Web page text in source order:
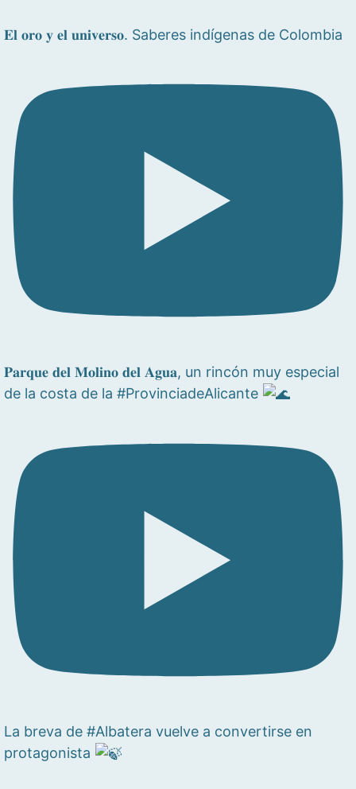
𝐄𝐥 𝐨𝐫𝐨 𝐲 𝐞𝐥 𝐮𝐧𝐢𝐯𝐞𝐫𝐬𝐨. Saberes indígenas de Colombia
𝐏𝐚𝐫𝐪𝐮𝐞 𝐝𝐞𝐥 𝐌𝐨𝐥𝐢𝐧𝐨 𝐝𝐞𝐥 𝐀𝐠𝐮𝐚, un rincón muy especial
de la costa de la #ProvinciadeAlicante
La breva de #Albatera vuelve a convertirse en
protagonista